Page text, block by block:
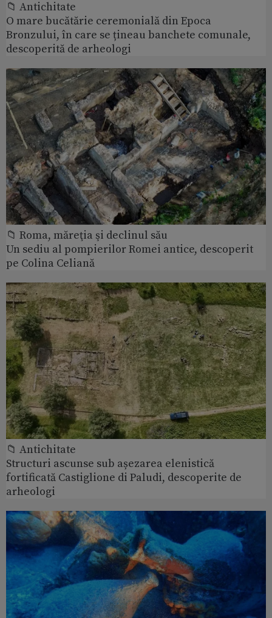
📁 Antichitate
O mare bucătărie ceremonială din Epoca
Bronzului, în care se țineau banchete comunale,
descoperită de arheologi
📁 Roma, măreţia şi declinul său
Un sediu al pompierilor Romei antice, descoperit
pe Colina Celiană
📁 Antichitate
Structuri ascunse sub așezarea elenistică
fortificată Castiglione di Paludi, descoperite de
arheologi